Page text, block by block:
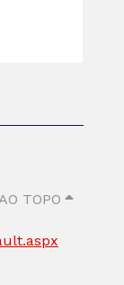
TOPO